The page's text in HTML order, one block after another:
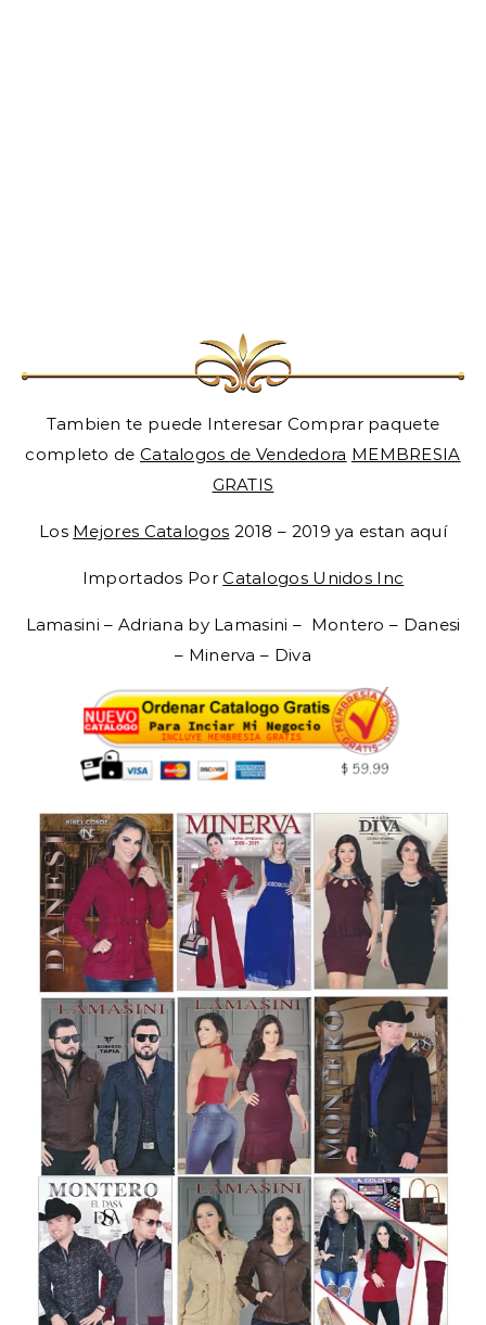
Tambien te puede Interesar Comprar paquete
completo de Catalogos de Vendedora MEMBRESIA
GRATIS
Los Mejores Catalogos 2018 – 2019 ya estan aquí
Importados PorCatalogos Unidos Inc
Lamasini – Adriana by Lamasini – Montero – Danesi
– Minerva – Diva